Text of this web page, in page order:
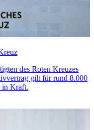
des Roten Kreuzes
gilt für rund 8.000
in Kraft.